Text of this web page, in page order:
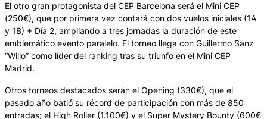
El otro gran protagonista del CEP Barcelona será el Mini CEP
(250€), que por primera vez contará con dos vuelos iniciales (1A
y 1B) + Día 2, ampliando a tres jornadas la duración de este
emblemático evento paralelo. El torneo llega con Guillermo Sanz
“Willo” como líder del ranking tras su triunfo en el Mini CEP
Madrid.
Otros torneos destacados serán el Opening (330€), que el
pasado año batió su récord de participación con más de 850
entradas; el High Roller (1.100€) y el Super Mystery Bounty (600€